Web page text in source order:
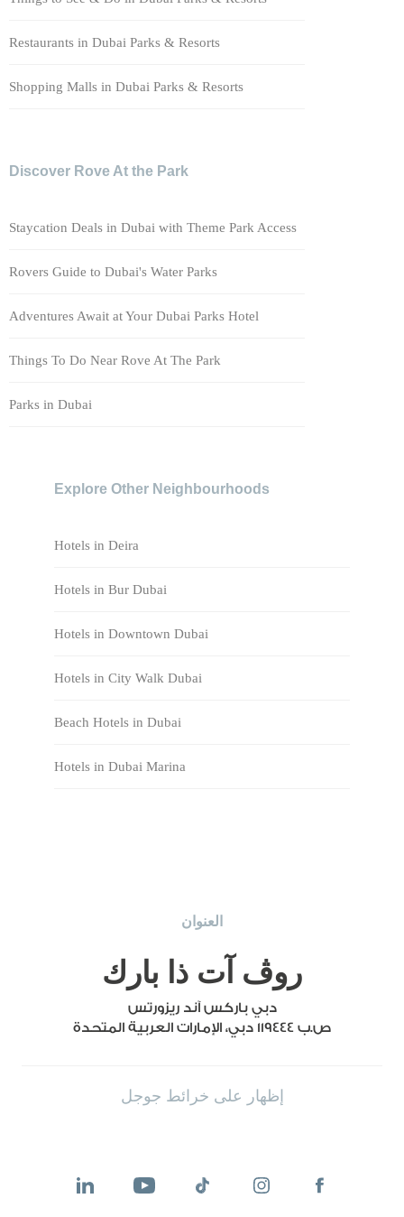
Restaurants in Dubai Parks & Resorts
Shopping Malls in Dubai Parks & Resorts
Discover Rove At the Park
Staycation Deals in Dubai with Theme Park Access
Rovers Guide to Dubai's Water Parks
Adventures Await at Your Dubai Parks Hotel
Things To Do Near Rove At The Park
Parks in Dubai
Explore Other Neighbourhoods
Hotels in Deira
Hotels in Bur Dubai
Hotels in Downtown Dubai
Hotels in City Walk Dubai
Beach Hotels in Dubai
Hotels in Dubai Marina
العنوان
روڤ آت ذا بارك
دبي باركس آند ريزورتس
ص.ب 119444 دبي، الإمارات العربية المتحدة
إظهار على خرائط جوجل